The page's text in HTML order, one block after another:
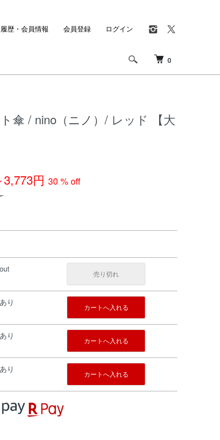
0
歴・会員情報 会員登録 ログイン
傘 / nino（ニノ）/ レッド 【大
円 30 % off
売り切れ
り
カートへ入れる
り
カートへ入れる
り
カートへ入れる